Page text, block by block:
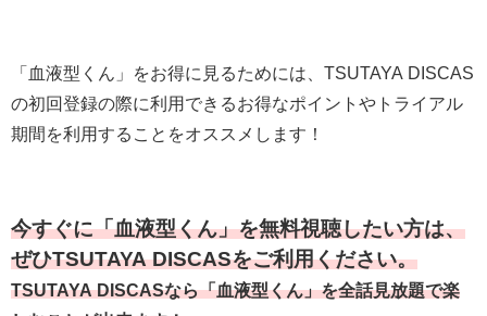
「血液型くん」をお得に見るためには、TSUTAYA DISCAS
の初回登録の際に利用できるお得なポイントやトライアル
期間を利用することをオススメします！
今すぐに「血液型くん」を無料視聴したい方は、
ぜひTSUTAYA DISCASをご利用ください。
TSUTAYA DISCASなら「血液型くん」を全話見放題で楽